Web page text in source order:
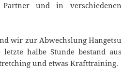
und in verschiedenen
wir zur Abwechslung Hangetsu
halbe Stunde bestand aus
und etwas Krafttraining.